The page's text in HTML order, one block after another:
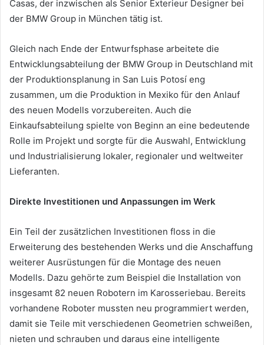
Casas, der inzwischen als Senior Exterieur Designer bei
der BMW Group in München tätig ist.
Gleich nach Ende der Entwurfsphase arbeitete die
Entwicklungsabteilung der BMW Group in Deutschland mit
der Produktionsplanung in San Luis Potosí eng
zusammen, um die Produktion in Mexiko für den Anlauf
des neuen Modells vorzubereiten. Auch die
Einkaufsabteilung spielte von Beginn an eine bedeutende
Rolle im Projekt und sorgte für die Auswahl, Entwicklung
und Industrialisierung lokaler, regionaler und weltweiter
Lieferanten.
Direkte Investitionen und Anpassungen im Werk
Ein Teil der zusätzlichen Investitionen floss in die
Erweiterung des bestehenden Werks und die Anschaffung
weiterer Ausrüstungen für die Montage des neuen
Modells. Dazu gehörte zum Beispiel die Installation von
insgesamt 82 neuen Robotern im Karosseriebau. Bereits
vorhandene Roboter mussten neu programmiert werden,
damit sie Teile mit verschiedenen Geometrien schweißen,
nieten und schrauben und daraus eine intelligente